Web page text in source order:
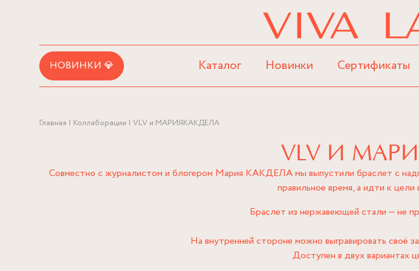
НОВИНКИ 💎 Каталог Новинки Сертификаты
Главная Коллаборации VLV и МАРИЯКАКДЕЛА
VLV И
Совместно с журналистом и блогером Мария КАКДЕЛА мы выпустили браслет с
правильное время, а идти к
Браслет из нержавеющей стали — не
На внутренней стороне можно выгравировать своё
Доступен в двух вариантах